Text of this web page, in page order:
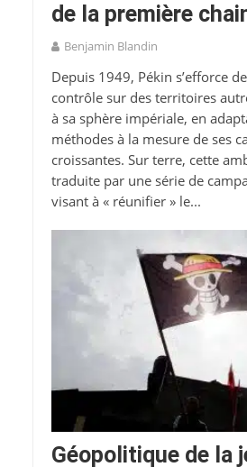
de la première
Benjamin Blandin
Depuis 1949, Pékin s’efforce
contrôle sur des territoires
à sa sphère impériale, en
méthodes à la mesure de ses
croissantes. Sur terre, cette
traduite par une série de
visant à « réunifier » le...
Géopolitique de la